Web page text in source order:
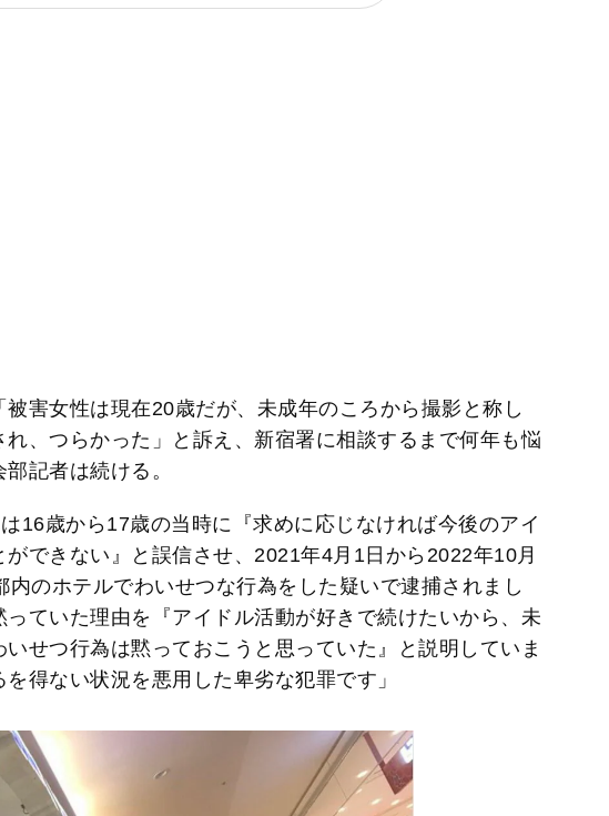
害女性は現在20歳だが、未成年のころから撮影と称し
、つらかった」と訴え、新宿署に相談するまで何年も悩
記者は続ける。
は16歳から17歳の当時に『求めに応じなければ今後のアイ
ができない』と誤信させ、2021年4月1日から2022年10月
内のホテルでわいせつな行為をした疑いで逮捕されまし
ていた理由を『アイドル活動が好きで続けたいから、未
せつ行為は黙っておこうと思っていた』と説明していま
得ない状況を悪用した卑劣な犯罪です」